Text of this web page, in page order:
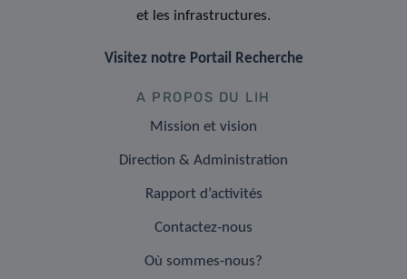
et les infrastructures.
Visitez notre Portail Recherche
A PROPOS DU LIH
Mission et vision
Direction & Administration
Rapport d’activités
Contactez-nous
Où sommes-nous?